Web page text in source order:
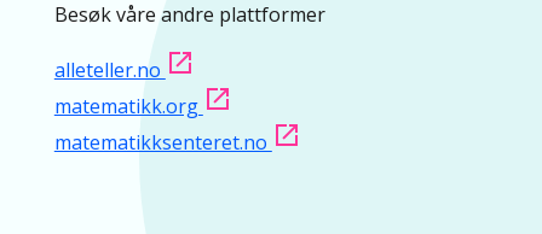
Besøk våre andre plattformer
alleteller.no
matematikk.org
matematikksenteret.no